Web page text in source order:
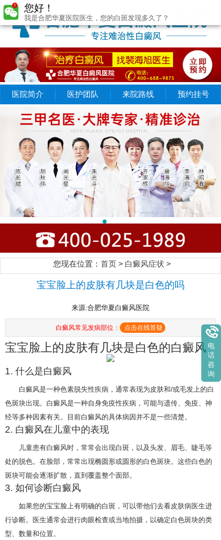
医院简介 医护团队 来院路线 预约挂号
您现在位置： 首页 > 白癜风症状 >
宝宝脸上的皮肤有几块是白色的吗
来源:合肥华夏白癜风医院
白癜风常见发病部位： 点击在线答疑
宝宝脸上的皮肤有几块是白色的白癜风
1. 什么是白癜风
白癜风是一种色素脱失性疾病，通常表现为皮肤和/或毛发上的白
色斑块出现。白癜风是一种自身免疫性疾病，可能与遗传、免疫、神
经等多种因素有关。目前白癜风的具体病因并不是一些清楚。
2. 白癜风在儿童中的表现
儿童患有白癜风时，常常会出现白斑，以及头发、眉毛、睫毛等
处的脱色。在脸部，常常出现椭圆形或圆形的白色斑块。这些白色的
斑块可能会逐渐扩散，直到覆盖整个面部。
3. 如何诊断白癜风
如果您的宝宝脸上有明确的白斑，可以带他们去看皮肤病医生进
行诊断。医生通常会进行肉眼检查或当地拍摄，以确定白色斑块的类
型、数量和位置。
您好！
我是合肥华夏医院医生，您的白斑发现多久了？
电
话
咨
询